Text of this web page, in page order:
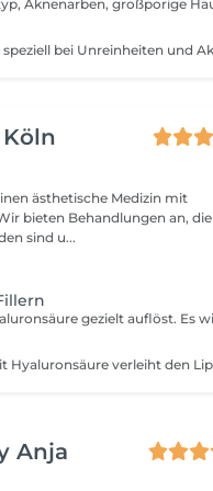
ästhetische Medizin mit
bieten Behandlungen an, die
sind u...
Anja